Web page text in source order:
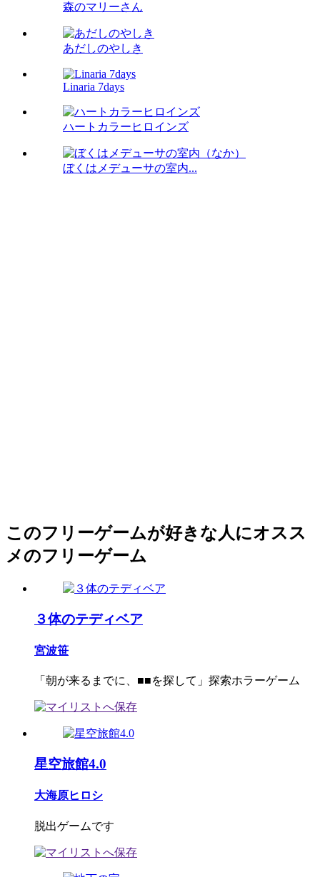
森のマリーさん
あだしのやしき
Linaria 7days
ハートカラーヒロインズ
ぼくはメデューサの室内...
このフリーゲームが好きな人にオスス
メのフリーゲーム
３体のテディベア
宮波笹
「朝が来るまでに、■■を探して」探索ホラーゲーム
星空旅館4.0
大海原ヒロシ
脱出ゲームです